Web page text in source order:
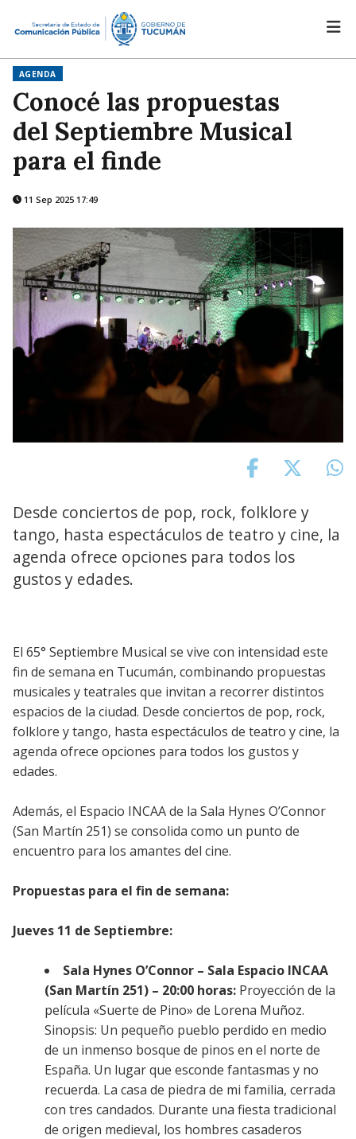
AGENDA
Conocé las propuestas
del Septiembre Musical
para el finde
11 Sep 2025 17:49
Desde conciertos de pop, rock, folklore y
tango, hasta espectáculos de teatro y cine, la
agenda ofrece opciones para todos los
gustos y edades.
El 65° Septiembre Musical se vive con intensidad este
fin de semana en Tucumán, combinando propuestas
musicales y teatrales que invitan a recorrer distintos
espacios de la ciudad. Desde conciertos de pop, rock,
folklore y tango, hasta espectáculos de teatro y cine, la
agenda ofrece opciones para todos los gustos y
edades.
Además, el Espacio INCAA de la Sala Hynes O’Connor
(San Martín 251) se consolida como un punto de
encuentro para los amantes del cine.
Propuestas para el fin de semana:
Jueves 11 de Septiembre:
Sala Hynes O’Connor – Sala Espacio INCAA
(San Martín 251) – 20:00 horas: Proyección de la
película «Suerte de Pino» de Lorena Muñoz.
Sinopsis: Un pequeño pueblo perdido en medio
de un inmenso bosque de pinos en el norte de
España. Un lugar que esconde fantasmas y no
recuerda. La casa de piedra de mi familia, cerrada
con tres candados. Durante una fiesta tradicional
de origen medieval, los hombres casaderos